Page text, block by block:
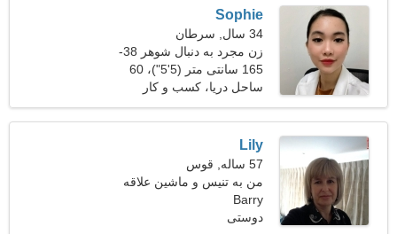
Sophie
34 سال, سرطان
زن مجرد به دنبال شوهر 38-
44
165 سانتی متر (5'5")، 60
کیلوگرم (132 پوند)
ساحل دریا، کسب و کار
Lily
57 ساله, قوس
من به تنیس و ماشین علاقه
دارم
Barry
دوستی